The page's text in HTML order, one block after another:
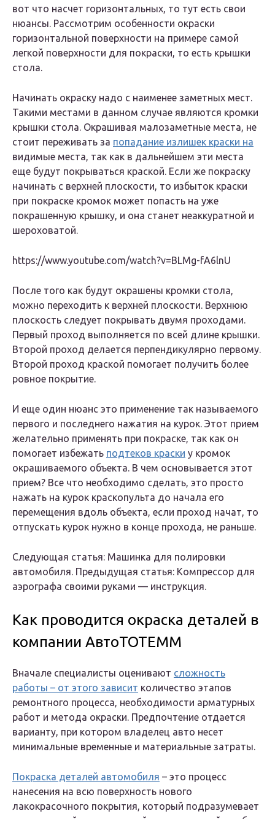
вот что насчет горизонтальных, то тут есть свои
нюансы. Рассмотрим особенности окраски
горизонтальной поверхности на примере самой
легкой поверхности для покраски, то есть крышки
стола.
Начинать окраску надо с наименее заметных мест.
Такими местами в данном случае являются кромки
крышки стола. Окрашивая малозаметные места, не
стоит переживать за попадание излишек краски на
видимые места, так как в дальнейшем эти места
еще будут покрываться краской. Если же покраску
начинать с верхней плоскости, то избыток краски
при покраске кромок может попасть на уже
покрашенную крышку, и она станет неаккуратной и
шероховатой.
https://www.youtube.com/watch?v=BLMg-fA6lnU
После того как будут окрашены кромки стола,
можно переходить к верхней плоскости. Верхнюю
плоскость следует покрывать двумя проходами.
Первый проход выполняется по всей длине крышки.
Второй проход делается перпендикулярно первому.
Второй проход краской помогает получить более
ровное покрытие.
И еще один нюанс это применение так называемого
первого и последнего нажатия на курок. Этот прием
желательно применять при покраске, так как он
помогает избежать подтеков краски у кромок
окрашиваемого объекта. В чем основывается этот
прием? Все что необходимо сделать, это просто
нажать на курок краскопульта до начала его
перемещения вдоль объекта, если проход начат, то
отпускать курок нужно в конце прохода, не раньше.
Следующая статья: Машинка для полировки
автомобиля. Предыдущая статья: Компрессор для
аэрографа своими руками — инструкция.
Как проводится окраска деталей в
компании АвтоТОТЕММ
Вначале специалисты оценивают сложность
работы – от этого зависит количество этапов
ремонтного процесса, необходимости арматурных
работ и метода окраски. Предпочтение отдается
варианту, при котором владелец авто несет
минимальные временные и материальные затраты.
Покраска деталей автомобиля – это процесс
нанесения на всю поверхность нового
лакокрасочного покрытия, который подразумевает